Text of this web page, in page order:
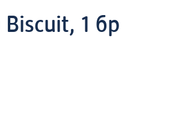
1 бр